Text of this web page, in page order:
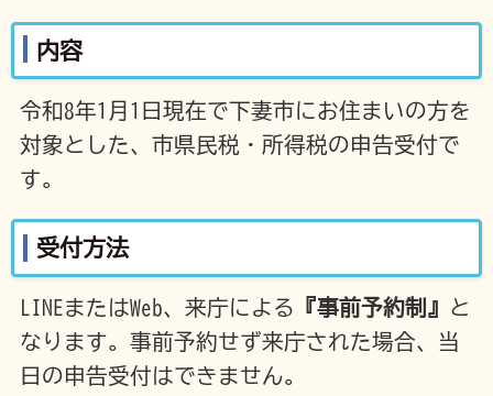
内容
令和8年1月1日現在で下妻市にお住まいの方を
対象とした、市県民税・所得税の申告受付で
す。
受付方法
LINEまたはWeb、来庁による 『事前予約制』
と
なります。事前予約せず来庁された場合、当
日の申告受付はできません。